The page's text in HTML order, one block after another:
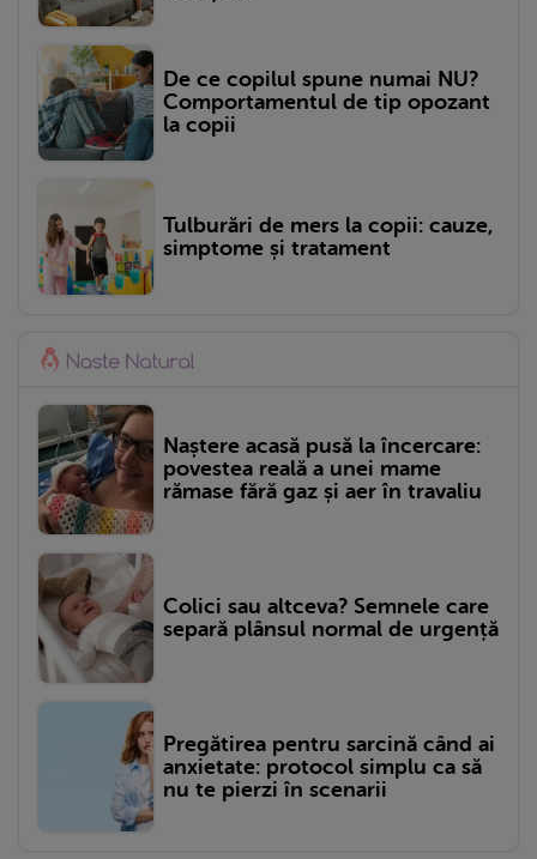
De ce copilul spune numai NU?
Comportamentul de tip opozant
la copii
Tulburări de mers la copii: cauze,
simptome și tratament
Naștere acasă pusă la încercare:
povestea reală a unei mame
rămase fără gaz și aer în travaliu
Colici sau altceva? Semnele care
separă plânsul normal de urgență
Pregătirea pentru sarcină când ai
anxietate: protocol simplu ca să
nu te pierzi în scenarii